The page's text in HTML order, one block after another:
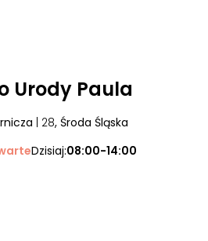
Urody Paula
| 28, Środa Śląska
Dzisiaj:08:00-14:00